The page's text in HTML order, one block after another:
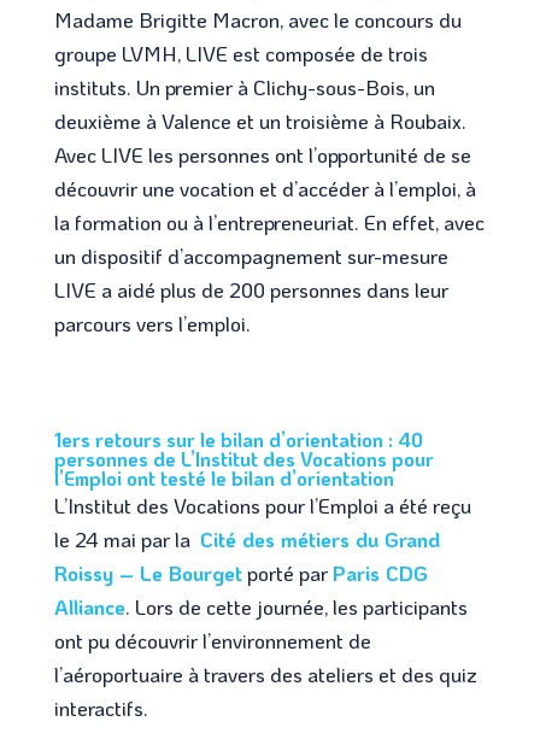
Madame Brigitte Macron, avec le concours du
groupe LVMH, LIVE est composée de trois
instituts. Un premier à Clichy-sous-Bois, un
deuxième à Valence et un troisième à Roubaix.
Avec LIVE les personnes ont l’opportunité de se
découvrir une vocation et d’accéder à l’emploi, à
la formation ou à l’entrepreneuriat. En effet, avec
un dispositif d’accompagnement sur-mesure
LIVE a aidé plus de 200 personnes dans leur
parcours vers l’emploi.
1ers retours sur le bilan d’orientation : 40
personnes de L’Institut des Vocations pour
l’Emploi ont testé le bilan d’orientation
L’Institut des Vocations pour l’Emploi a été reçu
le 24 mai par la Cité des métiers du Grand
Roissy – Le Bourgetporté par Paris CDG
Alliance. Lors de cette journée, les participants
ont pu découvrir l’environnement de
l’aéroportuaire à travers des ateliers et des quiz
interactifs.